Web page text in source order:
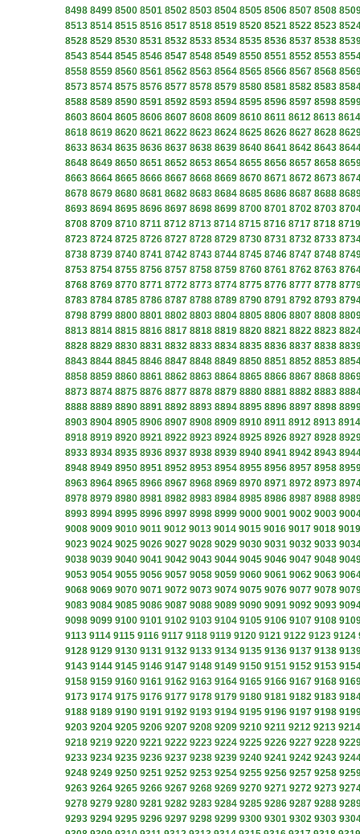
8498 8499 8500 8501 8502 8503 8504 8505 8506 8507 8508
8513 8514 8515 8516 8517 8518 8519 8520 8521 8522 8523
8528 8529 8530 8531 8532 8533 8534 8535 8536 8537 8538
8543 8544 8545 8546 8547 8548 8549 8550 8551 8552 8553
8558 8559 8560 8561 8562 8563 8564 8565 8566 8567 8568
8573 8574 8575 8576 8577 8578 8579 8580 8581 8582 8583
8588 8589 8590 8591 8592 8593 8594 8595 8596 8597 8598
8603 8604 8605 8606 8607 8608 8609 8610 8611 8612 8613 8614
8618 8619 8620 8621 8622 8623 8624 8625 8626 8627 8628
8633 8634 8635 8636 8637 8638 8639 8640 8641 8642 8643
8648 8649 8650 8651 8652 8653 8654 8655 8656 8657 8658
8663 8664 8665 8666 8667 8668 8669 8670 8671 8672 8673
8678 8679 8680 8681 8682 8683 8684 8685 8686 8687 8688
8693 8694 8695 8696 8697 8698 8699 8700 8701 8702 8703
8708 8709 8710 8711 8712 8713 8714 8715 8716 8717 8718 8719
8723 8724 8725 8726 8727 8728 8729 8730 8731 8732 8733
8738 8739 8740 8741 8742 8743 8744 8745 8746 8747 8748
8753 8754 8755 8756 8757 8758 8759 8760 8761 8762 8763
8768 8769 8770 8771 8772 8773 8774 8775 8776 8777 8778
8783 8784 8785 8786 8787 8788 8789 8790 8791 8792 8793
8798 8799 8800 8801 8802 8803 8804 8805 8806 8807 8808
8813 8814 8815 8816 8817 8818 8819 8820 8821 8822 8823
8828 8829 8830 8831 8832 8833 8834 8835 8836 8837 8838
8843 8844 8845 8846 8847 8848 8849 8850 8851 8852 8853
8858 8859 8860 8861 8862 8863 8864 8865 8866 8867 8868
8873 8874 8875 8876 8877 8878 8879 8880 8881 8882 8883
8888 8889 8890 8891 8892 8893 8894 8895 8896 8897 8898
8903 8904 8905 8906 8907 8908 8909 8910 8911 8912 8913 8914
8918 8919 8920 8921 8922 8923 8924 8925 8926 8927 8928
8933 8934 8935 8936 8937 8938 8939 8940 8941 8942 8943
8948 8949 8950 8951 8952 8953 8954 8955 8956 8957 8958
8963 8964 8965 8966 8967 8968 8969 8970 8971 8972 8973
8978 8979 8980 8981 8982 8983 8984 8985 8986 8987 8988
8993 8994 8995 8996 8997 8998 8999 9000 9001 9002 9003
9008 9009 9010 9011 9012 9013 9014 9015 9016 9017 9018 9019
9023 9024 9025 9026 9027 9028 9029 9030 9031 9032 9033
9038 9039 9040 9041 9042 9043 9044 9045 9046 9047 9048
9053 9054 9055 9056 9057 9058 9059 9060 9061 9062 9063
9068 9069 9070 9071 9072 9073 9074 9075 9076 9077 9078
9083 9084 9085 9086 9087 9088 9089 9090 9091 9092 9093
9098 9099 9100 9101 9102 9103 9104 9105 9106 9107 9108
9113 9114 9115 9116 9117 9118 9119 9120 9121 9122 9123 9124
9128 9129 9130 9131 9132 9133 9134 9135 9136 9137 9138
9143 9144 9145 9146 9147 9148 9149 9150 9151 9152 9153
9158 9159 9160 9161 9162 9163 9164 9165 9166 9167 9168
9173 9174 9175 9176 9177 9178 9179 9180 9181 9182 9183
9188 9189 9190 9191 9192 9193 9194 9195 9196 9197 9198
9203 9204 9205 9206 9207 9208 9209 9210 9211 9212 9213 9214
9218 9219 9220 9221 9222 9223 9224 9225 9226 9227 9228
9233 9234 9235 9236 9237 9238 9239 9240 9241 9242 9243
9248 9249 9250 9251 9252 9253 9254 9255 9256 9257 9258
9263 9264 9265 9266 9267 9268 9269 9270 9271 9272 9273
9278 9279 9280 9281 9282 9283 9284 9285 9286 9287 9288
9293 9294 9295 9296 9297 9298 9299 9300 9301 9302 9303